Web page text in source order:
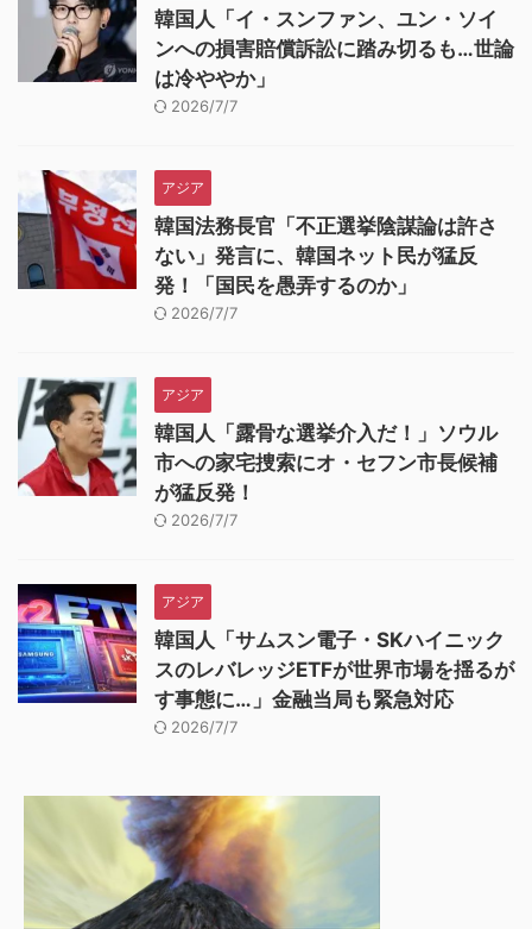
韓国人「イ・スンファン、ユン・ソイ
ンへの損害賠償訴訟に踏み切るも…世論
は冷ややか」
2026/7/7
アジア
韓国法務長官「不正選挙陰謀論は許さ
ない」発言に、韓国ネット民が猛反
発！「国民を愚弄するのか」
2026/7/7
アジア
韓国人「露骨な選挙介入だ！」ソウル
市への家宅捜索にオ・セフン市長候補
が猛反発！
2026/7/7
アジア
韓国人「サムスン電子・SKハイニック
スのレバレッジETFが世界市場を揺るが
す事態に…」金融当局も緊急対応
2026/7/7